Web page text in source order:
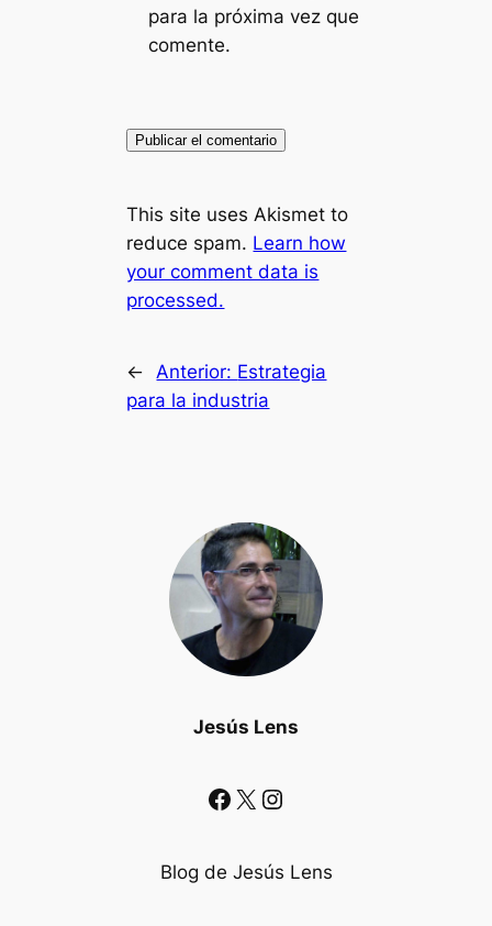
Jesús Lens
Facebook X Instagram
Blog de Jesús Lens
para la próxima vez que
comente.
This site uses Akismet to
reduce spam. Learn how
your comment data is
processed.
← Anterior: Estrategia
para la industria